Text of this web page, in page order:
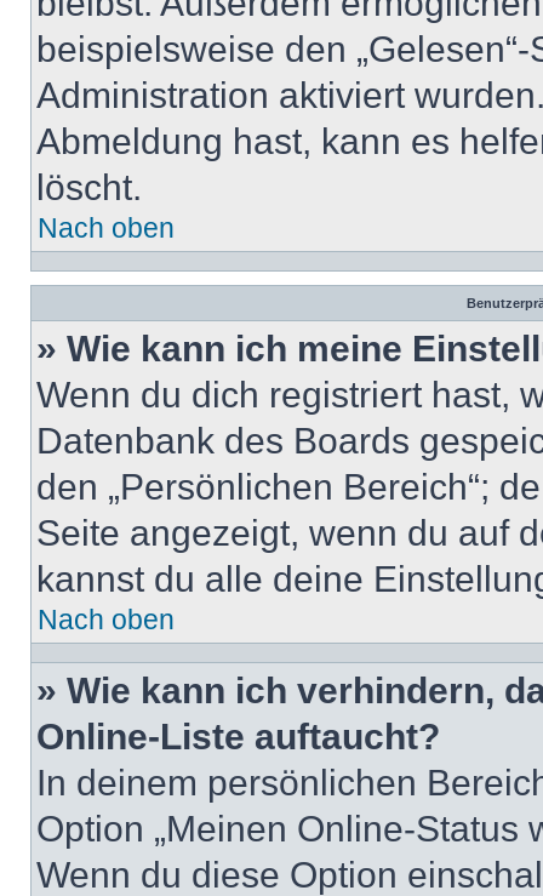
beispielsweise den
Administration aktiviert
Abmeldung hast, kann es
löscht.
Nach oben
» Wie kann ich meine
Wenn du dich registriert hast,
Datenbank des Boards
den „Persönlichen Bereich“;
Seite angezeigt, wenn du auf
kannst du alle deine
Nach oben
» Wie kann ich verhindern,
Online-Liste auftaucht?
In deinem persönlichen
Option „Meinen Online-Status
Wenn du diese Option